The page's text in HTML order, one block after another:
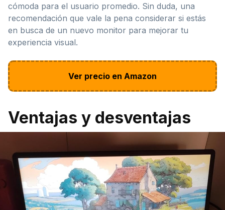
cómoda para el usuario promedio. Sin duda, una
recomendación que vale la pena considerar si estás
en busca de un nuevo monitor para mejorar tu
experiencia visual.
Ver precio en Amazon
Ventajas y desventajas